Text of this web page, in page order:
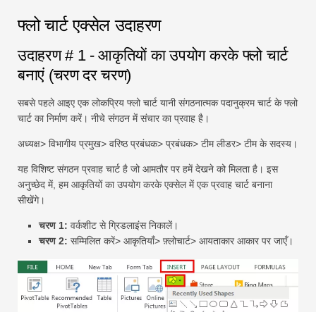
फ्लो चार्ट एक्सेल उदाहरण
उदाहरण # 1 - आकृतियों का उपयोग करके फ्लो चार्ट
बनाएं (चरण दर चरण)
सबसे पहले आइए एक लोकप्रिय फ्लो चार्ट यानी संगठनात्मक पदानुक्रम चार्ट के फ्लो
चार्ट का निर्माण करें। नीचे संगठन में संचार का प्रवाह है।
अध्यक्ष> विभागीय प्रमुख> वरिष्ठ प्रबंधक> प्रबंधक> टीम लीडर> टीम के सदस्य।
यह विशिष्ट संगठन प्रवाह चार्ट है जो आमतौर पर हमें देखने को मिलता है। इस
अनुच्छेद में, हम आकृतियों का उपयोग करके एक्सेल में एक प्रवाह चार्ट बनाना
सीखेंगे।
चरण 1: वर्कशीट से ग्रिडलाइंस निकालें।
चरण 2: सम्मिलित करें> आकृतियाँ> फ़्लोचार्ट> आयताकार आकार पर जाएँ।